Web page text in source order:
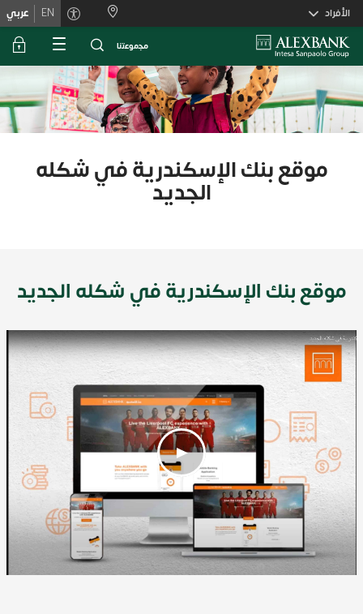
Skiplinks
الأفراد EN عربي
ﻣﺟﻣوﻋﺗﻧﺎ
موقع بنك الإسكندرية في شكله
الجديد
موقع بنك الإسكندرية في شكله الجديد